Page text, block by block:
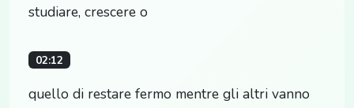
studiare, crescere o
02:12
quello di restare fermo mentre gli altri vanno